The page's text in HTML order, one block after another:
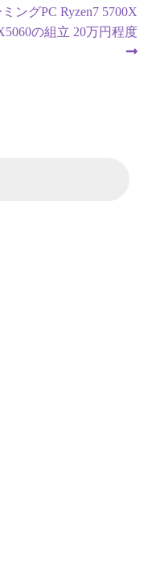
ングPC Ryzen7 5700X
の組立 20万円程度